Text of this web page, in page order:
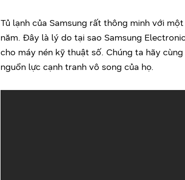
Tủ lạnh của Samsung rất thông minh với
năm. Đây là lý do tại sao Samsung
cho máy nén kỹ thuật số. Chúng ta hãy
nguồn lực cạnh tranh vô song của họ.